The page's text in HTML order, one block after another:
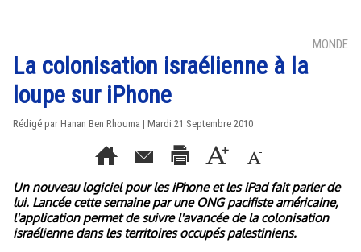
MONDE
La colonisation israélienne à la
loupe sur iPhone
Rédigé par Hanan Ben Rhouma | Mardi 21 Septembre 2010
Un nouveau logiciel pour les iPhone et les iPad fait parler de
lui. Lancée cette semaine par une ONG pacifiste américaine,
l'application permet de suivre l'avancée de la colonisation
israélienne dans les territoires occupés palestiniens.